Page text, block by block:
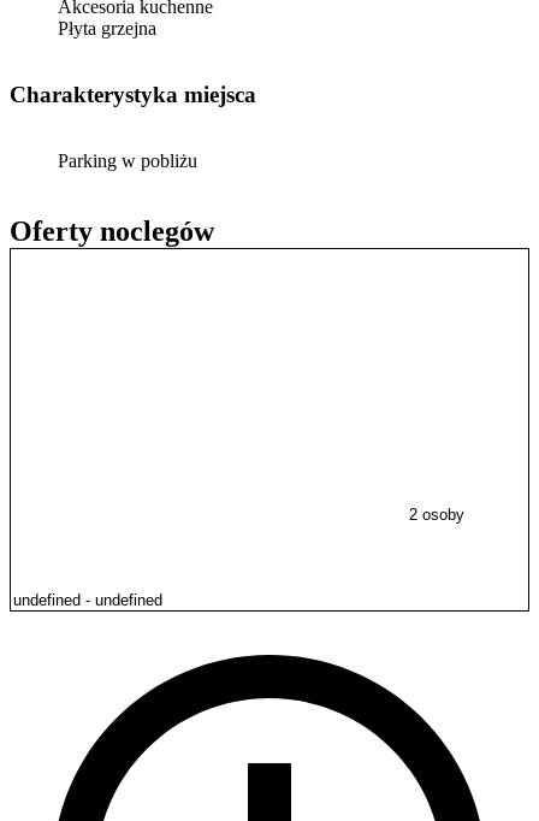
Oferty noclegów
2 osoby
Akcesoria kuchenne
Płyta grzejna
Charakterystyka miejsca
Parking w pobliżu